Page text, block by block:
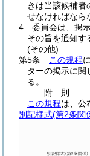
きは当該候補者
せなければなら
4
委員会は、掲
その旨を通知す
(その他)
第5条
この規程
ターの掲示に関
る。
附 則
この規程は、公
別記様式(第2条関